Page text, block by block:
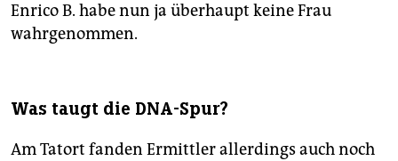
Enrico B. habe nun ja überhaupt keine Frau
wahrgenommen.
Was taugt die DNA-Spur?
Am Tatort fanden Ermittler allerdings auch noch